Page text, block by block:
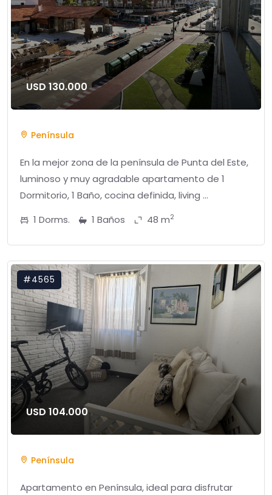
USD 130.000
Península
En la mejor zona de la península de Punta del Este,
luminoso y muy agradable apartamento de 1
Dormitorio, 1 Baño, cocina definida, living ...
1 Dorms.
1 Baños 48 m2
#4565
USD 104.000
Península
Apartamento en Península, ideal para disfrutar